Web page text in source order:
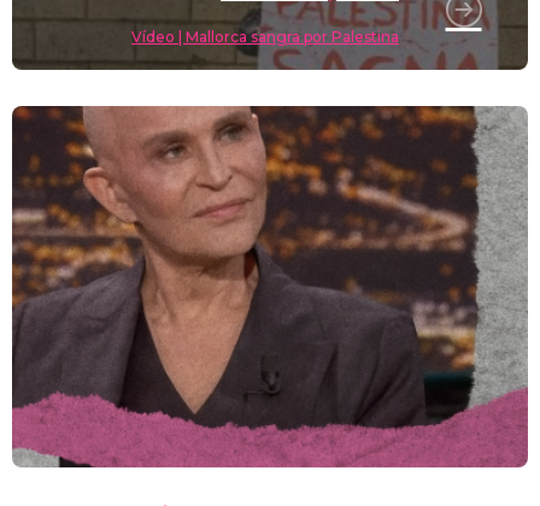
Vídeo | Mallorca sangra por Palestina